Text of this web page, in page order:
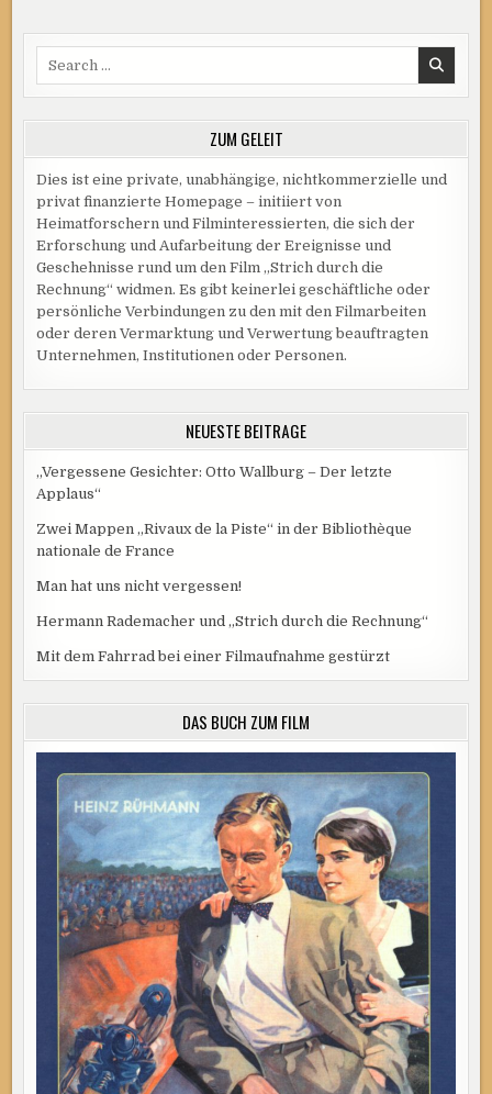
ZUM GELEIT
Dies ist eine private, unabhängige, nichtkommerzielle und
privat finanzierte Homepage – initiiert von
Heimatforschern und Filminteressierten, die sich der
Erforschung und Aufarbeitung der Ereignisse und
Geschehnisse rund um den Film „Strich durch die
Rechnung“ widmen. Es gibt keinerlei geschäftliche oder
persönliche Verbindungen zu den mit den Filmarbeiten
oder deren Vermarktung und Verwertung beauftragten
Unternehmen, Institutionen oder Personen.
NEUESTE BEITRÄGE
„Vergessene Gesichter: Otto Wallburg – Der letzte
Applaus“
Zwei Mappen „Rivaux de la Piste“ in der Bibliothèque
nationale de France
Man hat uns nicht vergessen!
Hermann Rademacher und „Strich durch die Rechnung“
Mit dem Fahrrad bei einer Filmaufnahme gestürzt
DAS BUCH ZUM FILM